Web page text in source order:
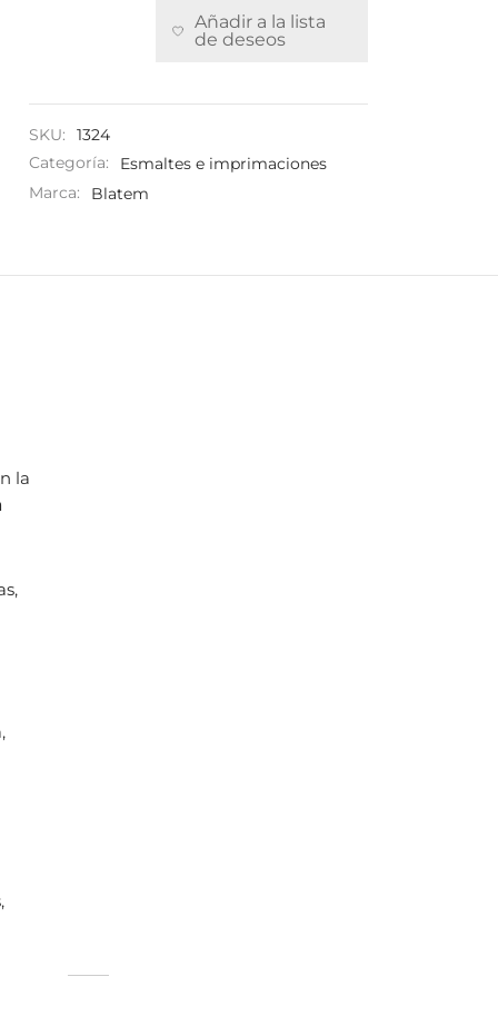
Añadir a la lista
de deseos
SKU:
1324
Categoría:
Esmaltes e imprimaciones
Marca:
Blatem
la